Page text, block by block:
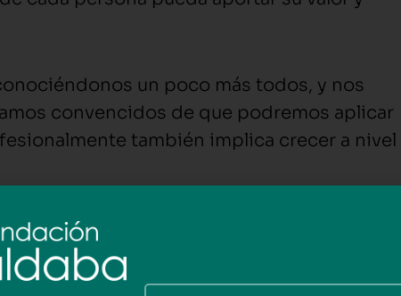
un poco más todos, y nos
convencidos de que podremos aplicar
también implica crecer a nivel
manera de pensar, comunicar-nos i
dia a dia laboral i personal.